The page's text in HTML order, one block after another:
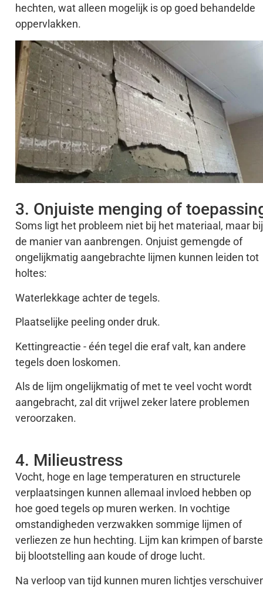
hechten, wat alleen mogelijk is op goed behandelde
oppervlakken.
3. Onjuiste menging of
Soms ligt het probleem niet bij het materiaal, maar bij
de manier van aanbrengen. Onjuist gemengde of
ongelijkmatig aangebrachte lijmen kunnen leiden tot
holtes:
Waterlekkage achter de tegels.
Plaatselijke peeling onder druk.
Kettingreactie - één tegel die eraf valt, kan andere
tegels doen loskomen.
Als de lijm ongelijkmatig of met te veel vocht wordt
aangebracht, zal dit vrijwel zeker latere problemen
veroorzaken.
4. Milieustress
Vocht, hoge en lage temperaturen en structurele
verplaatsingen kunnen allemaal invloed hebben op
hoe goed tegels op muren werken. In vochtige
omstandigheden verzwakken sommige lijmen of
verliezen ze hun hechting. Lijm kan krimpen of
bij blootstelling aan koude of droge lucht.
Na verloop van tijd kunnen muren lichtjes